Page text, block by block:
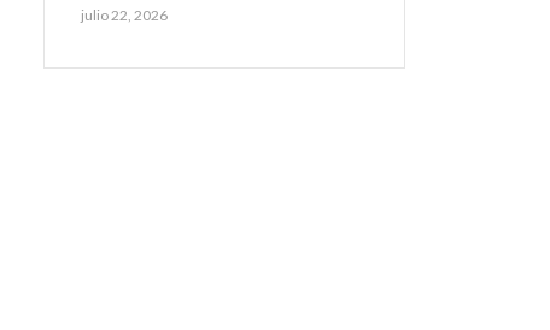
julio 22, 2026